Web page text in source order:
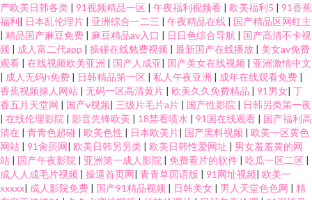
产欧美日韩各类 | 91视频精品一区 | 午夜福利视频看 | 欧美福利5 | 91香蕉
福利| 日本乱伦理片 | 亚洲综合一二三 | 午夜精品在线 | 国产精品区网红主
| 精品国产麻豆免费 | 麻豆精品av入口 | 日日色综合导航 | 国产高清不卡视
频 | 成人富二代app | 操碰在线勉费视频 | 最新国产在线播放 | 美女av免费
观看 | 在线视频欧美亚洲 | 国产人成亚| 国产美女在线视频 | 亚洲激情中文
| 成人无码h免费 | 日韩精品第一区 | 私人午夜亚洲 | 成年在线观看免费 |
香蕉视频操人网站 | 无码一区高清黄片 | 欧美久久免费精品 | 91男女| 丁
香五月天堂网 | 国产v视频| 三级片毛片a片 | 国产性影院 | 日韩另类第一夜
| 在线伦理影院 | 影音先锋欧美 | 18禁看喷水 | 91国在线观看 | 国产福利高
清在 | 青青色超碰 | 欧美色性 | 日本欧美片| 国产黑料视频 | 欧美一区黄色
网站 | 91肏屄网| 欧美日韩另另类 | 欧美日韩性爱网址 | 男女羞羞黄的网
站 | 国产午夜影院 | 亚洲第一成人影院 | 免费看片的软件 | 吃瓜一区二区 |
成人人成毛片视频 | 操逼首页网| 青青草国语版 | 91网址视频| 欧美一
xxxxx| 成人影院免费 | 国产91精品视频 | 日韩美女 | 男人天堂色色网 | 精